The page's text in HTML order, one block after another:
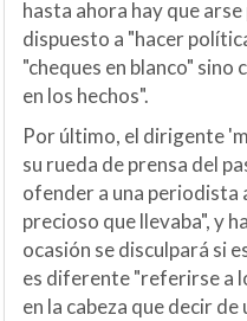
hasta ahora hay que
dispuesto a "hacer
"cheques en blanco" sino
en los hechos".
Por último, el dirigente
su rueda de prensa del
ofender a una periodista
precioso que llevaba", y
ocasión se disculpará si
es diferente "referirse a
en la cabeza que decir